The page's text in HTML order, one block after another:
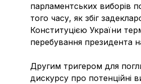
парламентських виборів
того часу, як збіг
Конституцією України
перебування президента
Другим тригером для
дискурсу про потенційні